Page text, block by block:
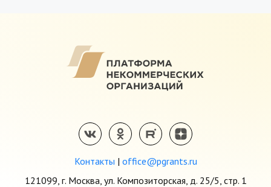
Контакты | office@pgrants.ru
121099, г. Москва, ул. Композиторская, д. 25/5, стр. 1